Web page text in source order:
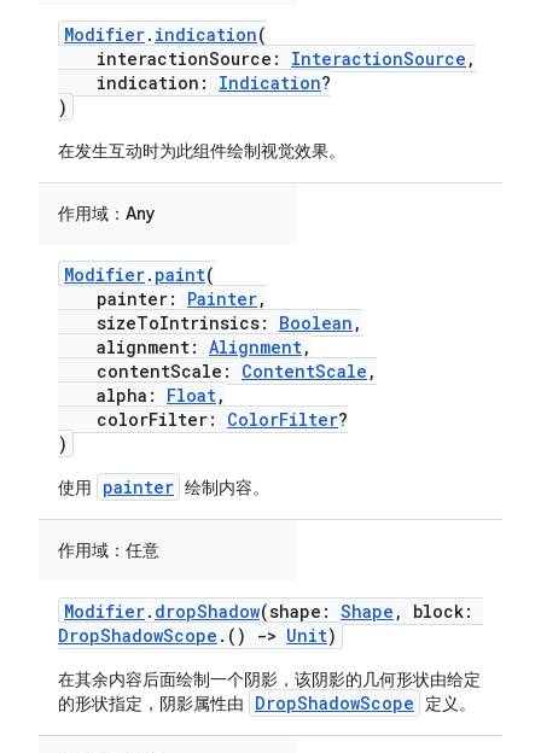
Modifier. indication(
interactionSource: InteractionSource ,
indication: Indication?
)
在发生互动时为此组件绘制视觉效果。
作用域： Any
Modifier. paint(
painter: Painter,
sizeToIntrinsics: Boolean ,
alignment: Alignment,
contentScale: ContentScale ,
alpha: Float,
colorFilter: ColorFilter?
)
使用 painter 绘制内容。
作用域： 任意
Modifier. dropShadow(shape: Shape , block:
DropShadowScope .() -> Unit)
在其余内容后面绘制一个阴影，该阴影的几何形状由给定
的形状指定，阴影属性由
DropShadowScope 定义。